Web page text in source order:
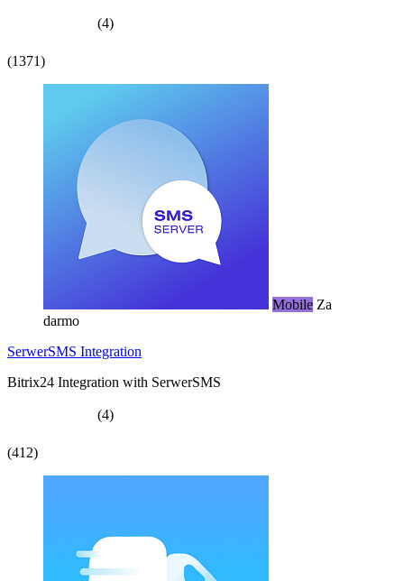
(4)
(1371)
Mobile Za
darmo
SerwerSMS Integration
Bitrix24 Integration with SerwerSMS
(4)
(412)